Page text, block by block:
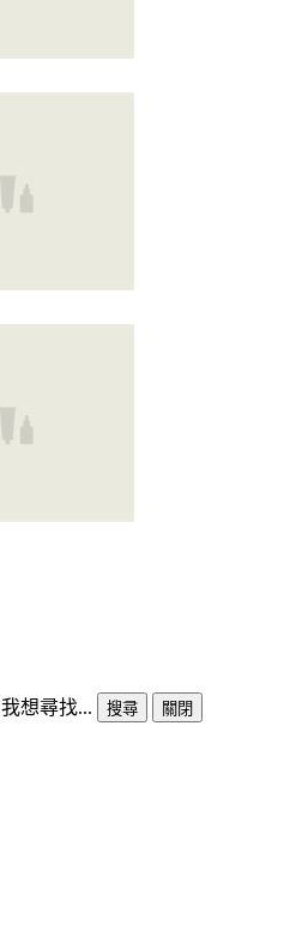
我想尋找... 搜尋
關閉